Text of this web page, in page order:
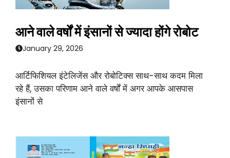
आने वाले वर्षों में इंसानों से ज्यादा होंगे रोबोट
January 29, 2026
आर्टिफिशियल इंटेलिजेंस और रोबोटिक्स साथ-साथ कदम मिला
रहे हैं, उसका परिणाम आने वाले वर्षों में अगर आपके आसपास
इंसानों से